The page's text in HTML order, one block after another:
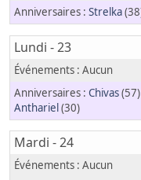
Strelka
Lundi - 23
Chivas(57)
Anthariel(30)
Mardi - 24